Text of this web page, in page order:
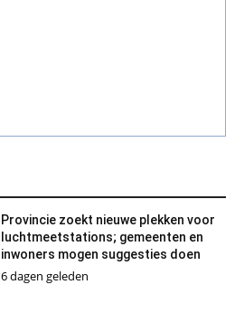
Provincie zoekt nieuwe plekken voor
luchtmeetstations; gemeenten en
inwoners mogen suggesties doen
6 dagen geleden